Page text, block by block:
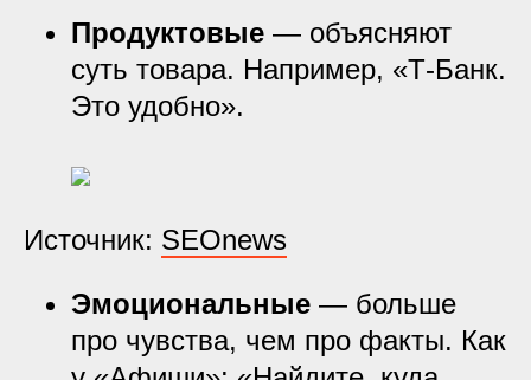
Продуктовые — объясняют
суть товара. Например, «Т-Банк.
Это удобно».
Источник: SEOnews
Эмоциональные — больше
про чувства, чем про факты. Как